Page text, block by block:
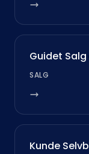
Guidet
SALG
Kunde